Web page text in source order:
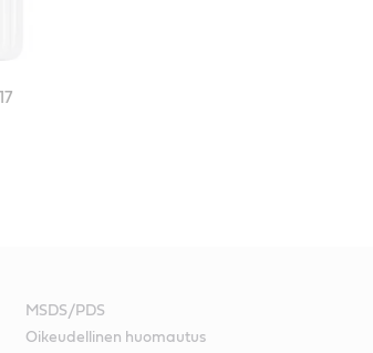
MSDS/PDS
Oikeudellinen huomautus